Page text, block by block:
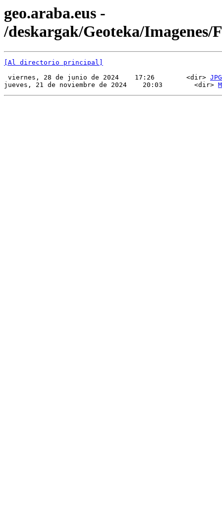
geo.araba.eus -
/deskargak/Geoteka/Imagenes/
[Al directorio principal]
viernes, 28 de junio de 2024    17:26        <dir> JPG
jueves, 21 de noviembre de 2024    20:03        <dir>